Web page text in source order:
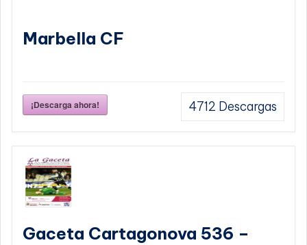
Marbella CF
¡Descarga ahora! 4712 Descargas
Gaceta Cartagonova 536 –